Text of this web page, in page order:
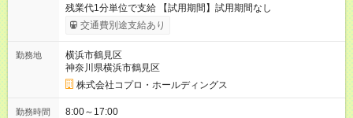
残業代1分単位で支給 【試用期間】試用期間なし
交通費別途支給あり
勤務地
横浜市鶴見区
神奈川県横浜市鶴見区
株式会社コプロ・ホールディングス
勤務時間
8:00～17:00